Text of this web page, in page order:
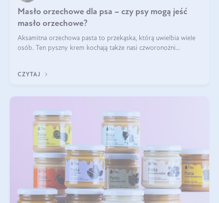
Masło orzechowe dla psa – czy psy mogą jeść
masło orzechowe?
Aksamitna orzechowa pasta to przekąska, którą uwielbia wiele
osób. Ten pyszny krem kochają także nasi czworonożni
CZYTAJ